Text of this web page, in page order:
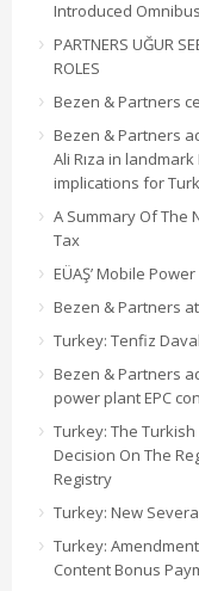
Introduced
PARTNERS UĞUR
ROLES
Bezen & Partners
Bezen & Partners
Ali Rıza in
implications for
A Summary Of The
Tax
EÜAŞ’ Mobile
Bezen & Partners
Turkey: Tenfiz
Bezen & Partners
power plant EPC
Turkey: The
Decision On The
Registry
Turkey: New
Turkey:
Content Bonus